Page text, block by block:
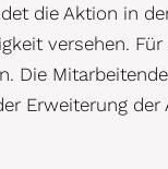
die Aktion in
versehen.
Die
Erweiterung der